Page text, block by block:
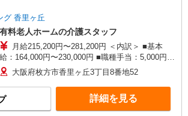
グ 香里ヶ丘
有料老人ホームの介護スタッフ
月給215,200円〜281,200円 ＜内訳＞ ■基本
給：164,000円〜230,000円 ■職種手当：5,000円
（処遇改善加算1,000円分含む） ■夜勤手当：
26,000円（5回の場合） 1回につき5,000円、5回目
降6,000円 ■介護職員等処遇改善加算（「新加
」）：20,200円／月※ ※賃金改善実施期間：
年7月〜2026年8月 ※以下該当の場合に別途
大阪府枚方市香里ヶ丘3丁目8番地52
詳細を見る